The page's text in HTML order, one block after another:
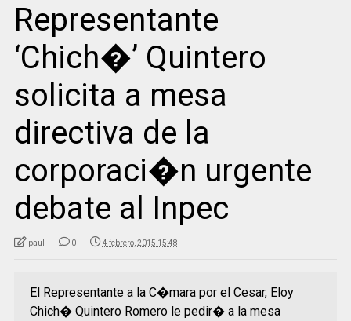
Representante
‘Chich�’ Quintero
solicita a mesa
directiva de la
corporaci�n urgente
debate al Inpec
paul 0 4 febrero, 2015 15:48
El Representante a la C�mara por el Cesar, Eloy
Chich� Quintero Romero le pedir� a la mesa